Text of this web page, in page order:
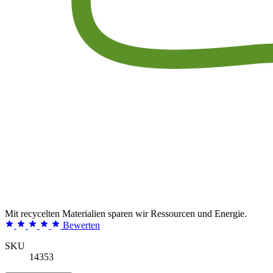
Mit recycelten Materialien sparen wir Ressourcen und Energie.
Bewerten
SKU
14353